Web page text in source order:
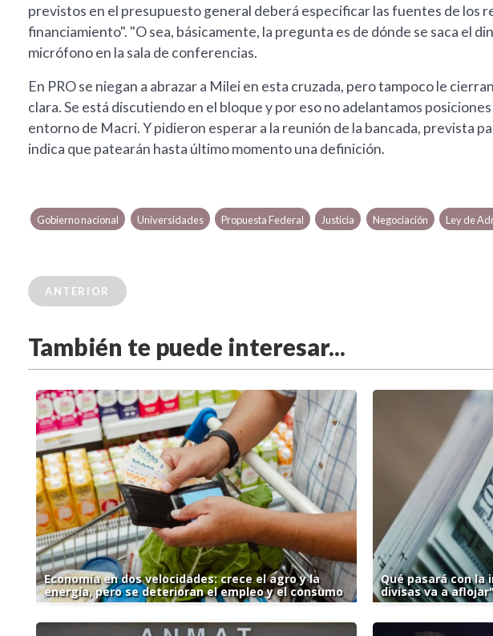
previstos en el presupuesto general deberá especificar las fuentes de los
financiamiento". "O sea, básicamente, la pregunta es de dónde se saca el
micrófono en la sala de conferencias.
En PRO se niegan a abrazar a Milei en esta cruzada, pero tampoco le
clara. Se está discutiendo en el bloque y por eso no adelantamos
entorno de Macri. Y pidieron esperar a la reunión de la bancada, prevista
indica que patearán hasta último momento una definición.
Gobierno nacional Universidades Propuesta Federal Justicia Negociación Ley de
ANTERIOR
También te puede interesar...
Economía en dos velocidades: crece el agro y la
energía, pero se deterioran el empleo y el consumo
Qué pasará con la
divisas va a